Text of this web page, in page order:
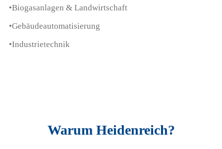
•Biogasanlagen & Landwirtschaft
•Gebäudeautomatisierung
•Industrietechnik
Warum Heidenreich?